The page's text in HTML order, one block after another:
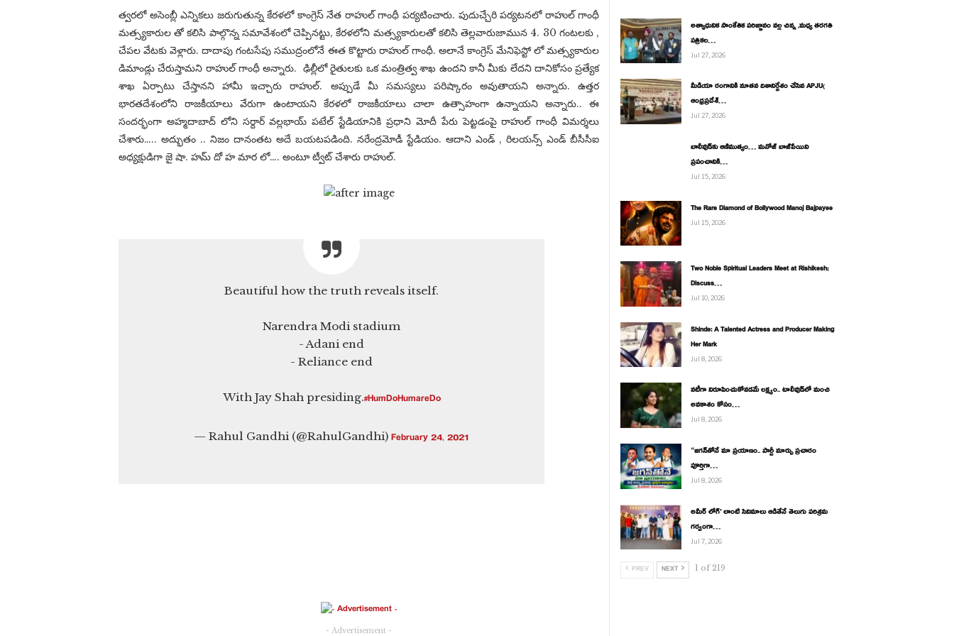
త్వరలో అసెంబ్లీ ఎన్నికలు జరుగుతున్న కేరళలో కాంగ్రెస్ నేత రాహుల్ గాంధీ పర్యటించారు. పుదుచ్చేరి పర్యటనలో రాహుల్ గాంధీ
మత్స్యకారుల తో కలిసి పాల్గొన్న సమావేశంలో చెప్పినట్టు, కేరళలోని మత్స్యకారులతో కలిసి తెల్లవారుజామున 4. 30 గంటలకు ,
చేపల వేటకు వెళ్లారు. దాదాపు గంటసేపు సముద్రంలోనే ఈత కొట్టారు రాహుల్ గాంధీ. అలానే కాంగ్రెస్ మేనిఫెస్టో లో మత్స్యకారుల
డిమాండ్లు చేరుస్తామని రాహుల్ గాంధీ అన్నారు. ‌ ఢిల్లీలో రైతులకు ఒక మంత్రిత్వ శాఖ ఉందని కానీ మీకు లేదని దానికోసం ప్రత్యేక
శాఖ ఏర్పాటు చేస్తానని హామీ ఇచ్చారు రాహుల్. అప్పుడే మీ సమస్యలు పరిష్కారం అవుతాయని అన్నారు. ఉత్తర
భారతదేశంలోని రాజకీయాలు వేరుగా ఉంటాయని కేరళలో రాజకీయాలు చాలా ఉత్సాహంగా ఉన్నాయని అన్నారు.. ఈ
సందర్భంగా అహ్మదాబాద్ లోని సర్దార్ వల్లభాయ్ పటేల్ స్టేడియానికి ప్రధాని మోదీ పేరు పెట్టడంపై రాహుల్ గాంధీ విమర్శలు
చేశారు….. అద్భుతం .. నిజం దానంతట అదే బయటపడింది. నరేంద్రమోడీ స్టేడియం. ఆదాని ఎండ్ ‌, రిలయన్స్ ఎండ్ బీసీసీఐ
అధ్యక్షుడిగా జై షా. హమ్ దో హ మార లో…. అంటూ ట్వీట్ చేశారు రాహుల్.
Beautiful how the truth reveals itself.
Narendra Modi stadium
- Adani end
- Reliance end
With Jay Shah presiding.#HumDoHumareDo
— Rahul Gandhi (@RahulGandhi) February 24, 2021
- Advertisement -
అత్యాధునిక సాంకేతిక పరిజ్ఞానం వల్ల చిన్న ,మధ్య తరగతి
పత్రికల…
Jul 27, 2026
మీడియా రంగానికి నూతన దిశానిర్దేశం చేసిన APJU(
ఆంధ్రప్రదేశ్…
Jul 27, 2026
బాలీవుడ్‌కు ఆణిముత్యం… మనోజ్ బాజ్‌పేయిని
ప్రపంచానికి…
Jul 15, 2026
The Rare Diamond of Bollywood Manoj Bajpayee
Jul 15, 2026
Two Noble Spiritual Leaders Meet at Rishikesh;
Discuss…
Jul 10, 2026
Shinde: A Talented Actress and Producer Making
Her Mark
Jul 8, 2026
నటీగా నిరూపించుకోవడమే లక్ష్యం.. టాలీవుడ్‌లో మంచి
అవకాశం కోసం…
Jul 8, 2026
“జగన్‌తోనే మా ప్రయాణం.. పార్టీ మార్పు ప్రచారం
పూర్తిగా…
Jul 8, 2026
అమీర్ లోగ్’ లాంటి సినిమాలు ఆడితేనే తెలుగు పరిశ్రమ
గర్వంగా…
Jul 7, 2026
PREV NEXT 1 of 219